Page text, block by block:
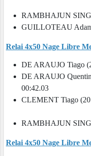
RAMBHAJUN
GUILLOTEAU
Relai 4x50 Nage Libre
DE ARAUJO
DE ARAUJO
CLEMENT Tiago
RAMBHAJUN
Relai 4x50 Nage Libre